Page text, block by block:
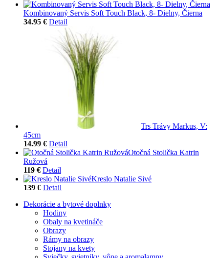
Kombinovaný Servis Soft Touch Black, 8- Dielny, Čierna
34.95 € Detail
Trs Trávy Markus, V:
45cm
14.99 € Detail
Otočná Stolička Katrin
Ružová
119 € Detail
Kreslo Natalie Sivé
139 € Detail
Dekorácie a bytové doplnky
Hodiny
Obaly na kvetináče
Obrazy
Rámy na obrazy
Stojany na kvety